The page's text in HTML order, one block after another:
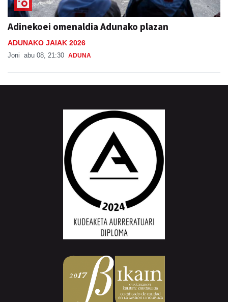
Adinekoei omenaldia Adunako plazan
ADUNAKO JAIAK 2026
Joni abu 08, 21:30 ADUNA